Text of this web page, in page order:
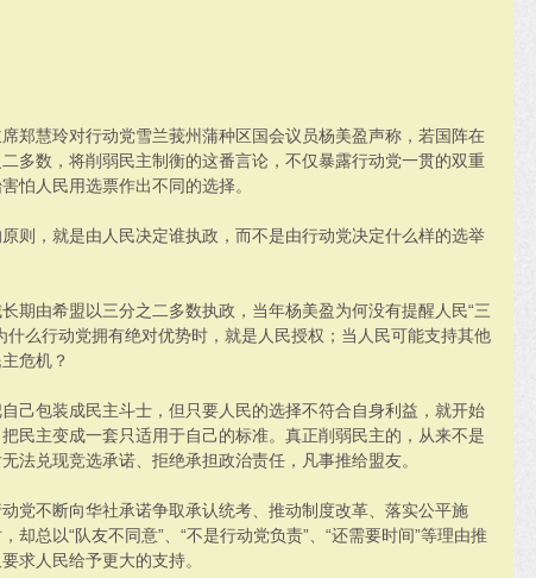
郑慧玲对行动党雪兰莪州蒲种区国会议员杨美盈声称，若国阵在
多数，将削弱民主制衡的这番言论，不仅暴露行动党一贯的双重
怕人民用选票作出不同的选择。
则，就是由人民决定谁执政，而不是由行动党决定什么样的选举
期由希盟以三分之二多数执政，当年杨美盈为何没有提醒人民“三
什么行动党拥有绝对优势时，就是人民授权；当人民可能支持其他
危机？
己包装成民主斗士，但只要人民的选择不符合自身利益，就开始
民主变成一套只适用于自己的标准。真正削弱民主的，从来不是
法兑现竞选承诺、拒绝承担政治责任，凡事推给盟友。
党不断向华社承诺争取承认统考、推动制度改革、落实公平施
却总以“队友不同意”、“不是行动党负责”、“还需要时间”等理由推
求人民给予更大的支持。